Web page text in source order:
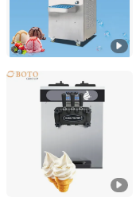
Boto Group Ltd
Shanghai, China